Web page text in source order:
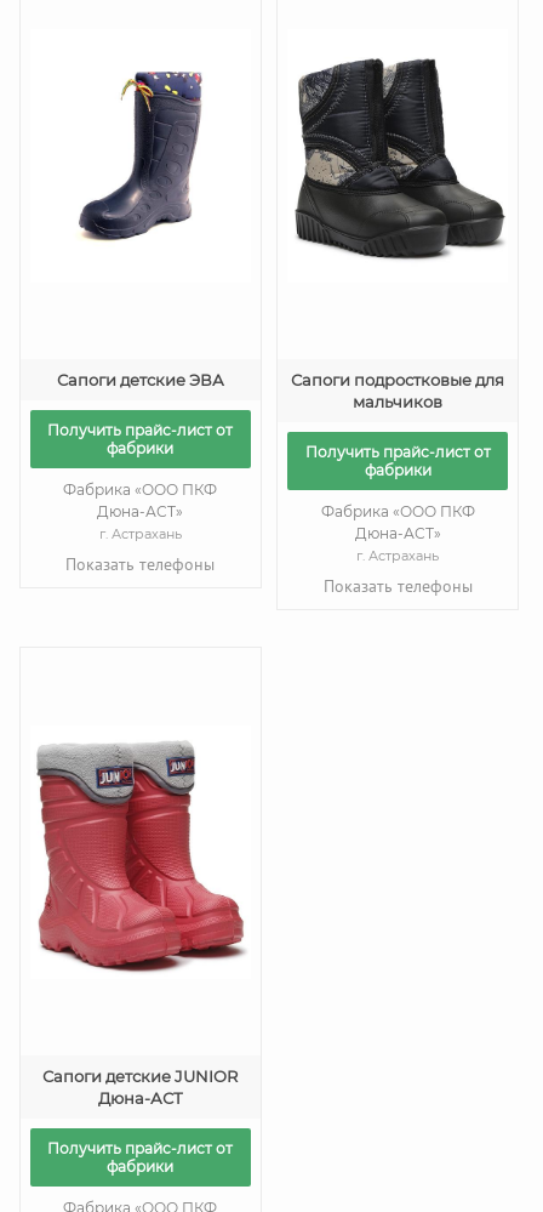
Сапоги детские ЭВА
Получить прайс-лист от
фабрики
Фабрика «ООО ПКФ
Дюна-АСТ»
г. Астрахань
Показать телефоны
Сапоги подростковые для
мальчиков
Получить прайс-лист от
фабрики
Фабрика «ООО ПКФ
Дюна-АСТ»
г. Астрахань
Показать телефоны
Сапоги детские JUNIOR
Дюна-АСТ
Получить прайс-лист от
фабрики
Фабрика «ООО ПКФ